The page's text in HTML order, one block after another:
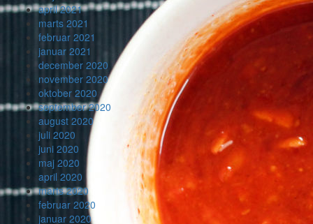
april 2021
marts 2021
februar 2021
januar 2021
december 2020
november 2020
oktober 2020
september 2020
august 2020
juli 2020
juni 2020
maj 2020
april 2020
marts 2020
februar 2020
januar 2020